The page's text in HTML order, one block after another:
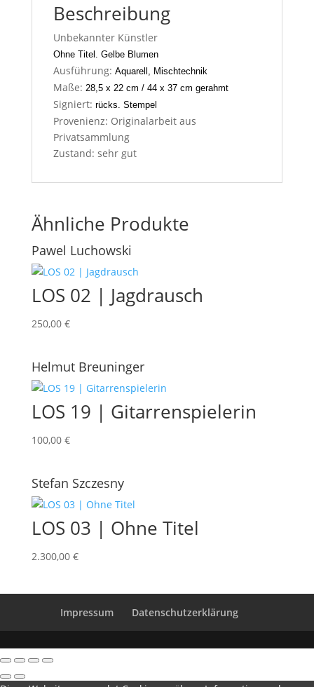
Beschreibung
Unbekannter Künstler
Ohne Titel. Gelbe Blumen
Ausführung: Aquarell, Mischtechnik
Maße: 28,5 x 22 cm / 44 x 37 cm gerahmt
Signiert: rücks. Stempel
Provenienz: Originalarbeit aus
Privatsammlung
Zustand: sehr gut
Ähnliche Produkte
Pawel Luchowski
LOS 02 | Jagdrausch
250,00 €
Helmut Breuninger
LOS 19 | Gitarrenspielerin
100,00 €
Stefan Szczesny
LOS 03 | Ohne Titel
2.300,00 €
Impressum Datenschutzerklärung